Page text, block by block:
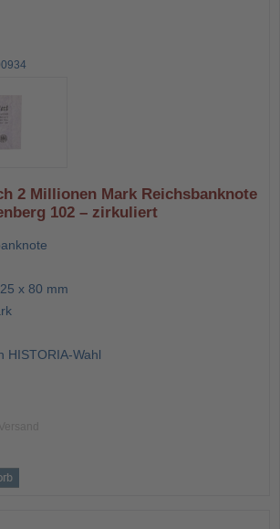
2 Millionen Mark Reichsbanknote
102 – zirkuliert
x 80 mm
HISTORIA-Wahl